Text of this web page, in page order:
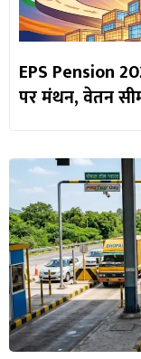
EPS Pension
पर मंथन, वेतन